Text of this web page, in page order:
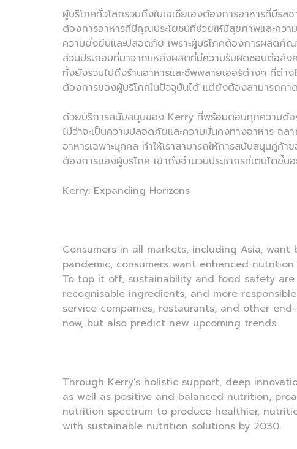
ผู้บริโภคทั่วโลกรวมถึงในเอเชียเองต้องการอาหารที่มี
ต้องการอาหารที่มีคุณประโยชน์ที่ช่วยให้มีสุขภาพและค
ความยั่งยืนและปลอดภัย เพราะผู้บริโภคต้องการผลิตภั
ส่วนประกอบที่มาจากแหล่งผลิตที่มีความรับผิดชอบต่อสัง
ทั้งยังรวมไปถึงร้านอาหารและซัพพลายเออร์ต่างๆ ที่ต่
ต้องการของผู้บริโภคในปัจจุบันได้ แต่ยังต้องสามารถค
ด้วยบริการสนับสนุนของ Kerry ที่พร้อมตอบทุกความต้อ
ไม่ว่าจะเป็นความปลอดภัยและความมั่นคงทางอาหาร ฉ
อาหารเฉพาะบุคคล ทำให้เราสามารถให้การสนับสนุน
ต้องการของผู้บริโภค เข้าถึงจำนวนประชากรที่เติบโตขึ้
Kerry: Expanding Horizons
Consumers in all markets, including Asia,
pandemic, consumers want enhanced
To top it off, sustainability and food safety
recognisable ingredients, and more
service companies, restaurants, and other
now, but also predict new upcoming trends.
Through Kerry’s holistic support, deep
as well as positive and balanced nutrition,
nutrition spectrum to produce healthier,
with sustainable nutrition solutions by 2030.